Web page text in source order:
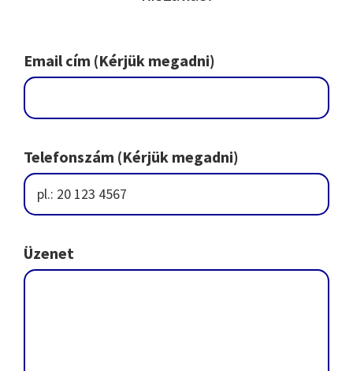
Email cím (Kérjük megadni)
Telefonszám (Kérjük megadni)
Üzenet